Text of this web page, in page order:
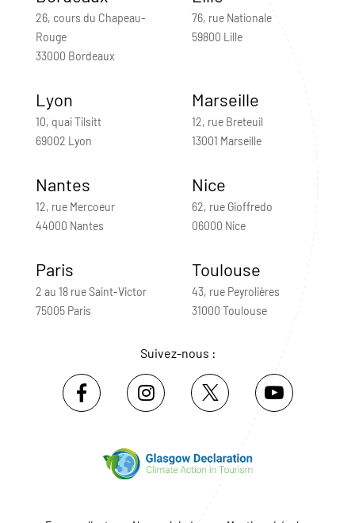
26, cours du Chapeau-
Rouge
33000 Bordeaux
76, rue Nationale
59800 Lille
Lyon
10, quai Tilsitt
69002 Lyon
Marseille
12, rue Breteuil
13001 Marseille
Nantes
12, rue Mercoeur
44000 Nantes
Nice
62, rue Gioffredo
06000 Nice
Paris
2 au 18 rue Saint-Victor
75005 Paris
Toulouse
43, rue Peyrolières
31000 Toulouse
Suivez-nous :